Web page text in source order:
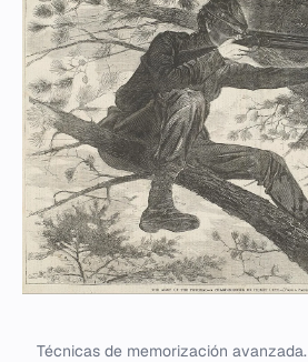
Técnicas de memorización avanzada.